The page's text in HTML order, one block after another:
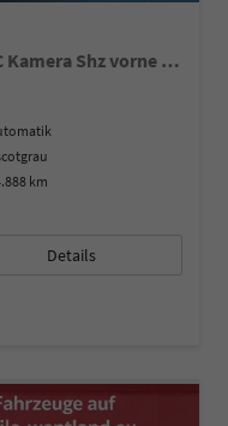
Life 1.0 TSI DSG / Matrix-LED ACC Kamera Shz vorne Apple Carplay Alu 17'' Winterreifen
km
Details